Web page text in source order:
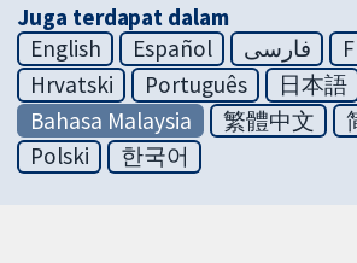
Juga terdapat dalam
English
Español فارسی
Hrvatski
Português
日本語
Bahasa Malaysia
繁體中文
Polski
한국어